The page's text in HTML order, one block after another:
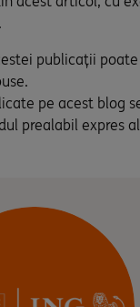
publicații
pe acest blog
prealabil expres